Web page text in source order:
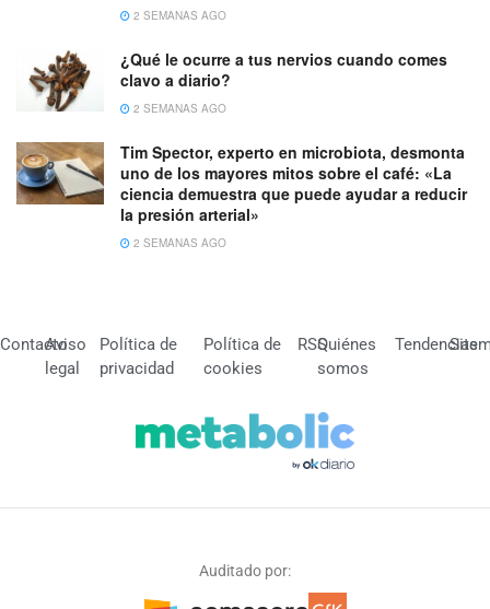
2 SEMANAS AGO
¿Qué le ocurre a tus nervios cuando comes
clavo a diario?
2 SEMANAS AGO
Tim Spector, experto en microbiota, desmonta
uno de los mayores mitos sobre el café: «La
ciencia demuestra que puede ayudar a reducir
la presión arterial»
2 SEMANAS AGO
ContactoAviso
legal
Política de
privacidad
Política de
cookies
RSSQuiénes
somos
Tendencias
Auditado por: